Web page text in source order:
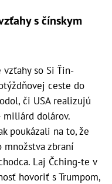
s čínskym
so Si Ťin-
ceste do
či USA realizujú
miliárd dolárov.
poukázali na to, že
množstva zbraní
Laj Čching-te v
hovoriť s Trumpom,